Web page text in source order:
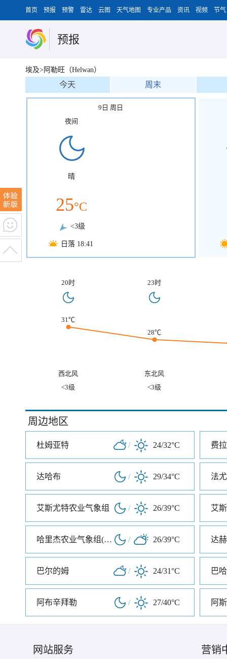
首页 预报 预警 雷达 云图 天气地图 专业产品 资讯 视频 节气
预报
埃及>阿勒旺（Helwan）
今天 周末
9日 周日
夜间
晴
25°C
<3级
日落 18:41
20时 23时
31℃
28℃
西北风
东北风
<3级
<3级
周边地区
杜姆亚特 / 24/32°C 费
达哈布 / 29/34°C 法
艾斯尤特农业气象组 / 26/39°C 艾
哈里杰农业气象组(哈里杰农业气象站) / 26/39°C 达
巴尔的姆 / 24/31°C 巴
阿布辛拜勒 / 27/40°C 阿
网站服务 营销